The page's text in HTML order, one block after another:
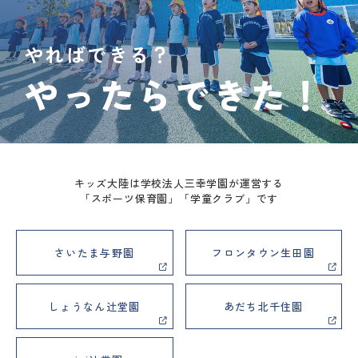
やればできる？
やったらできた！
キッズ大陸は学校法人三幸学園が運営する
「スポーツ保育園」「学童クラブ」です
さいたま与野園 フロンタウン生田園
しょうなん辻堂園 あだち北千住園